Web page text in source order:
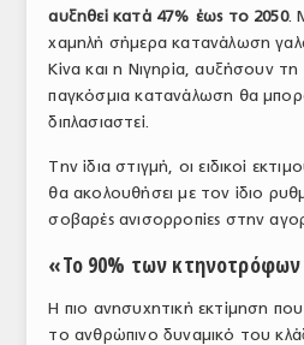
ΤΟ ΠΕΡΙΟΔΙΚΟ
ΑΡΧΕΙΟ ΤΕΥΧΩΝ
ΣΥΝΕΔΡΙΟ ΚΡΕΑΤΟΣ
αυξηθεί κατά 47% έως το 2050.
χαμηλή σήμερα κατανάλωση
Κίνα και η Νιγηρία, αυξήσουν
παγκόσμια κατανάλωση θα
διπλασιαστεί.
Την ίδια στιγμή, οι ειδικοί
θα ακολουθήσει με τον ίδιο
σοβαρές ανισορροπίες στην
«Το 90% των
Η πιο ανησυχητική εκτίμηση
το ανθρώπινο δυναμικό του